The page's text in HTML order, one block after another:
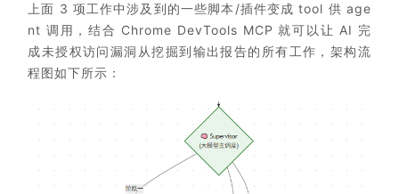
上面 3 项工作中涉及到的一些脚本/插件变成 tool 供 age
nt 调用，结合 Chrome DevTools MCP 就可以让 AI 完
成未授权访问漏洞从挖掘到输出报告的所有工作，架构流
程图如下所示：